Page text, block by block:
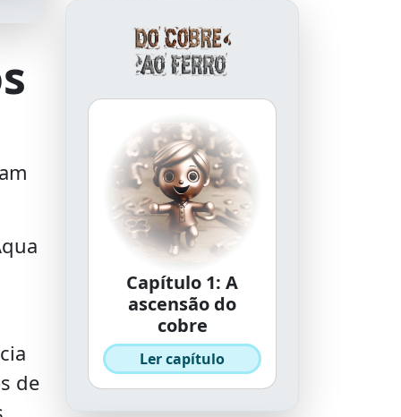
de
Capítulo 1: A
ascensão do
cobre
Ler capítulo